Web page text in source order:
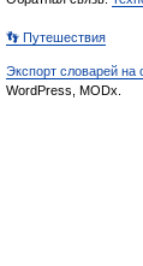
👣 Путешествия
Экспорт словарей на
WordPress, MODx.